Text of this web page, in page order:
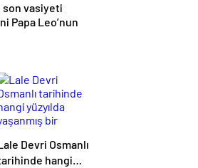
son vasiyeti
Papa Leo’nun
mi olacak?
Devri Osmanlı
hangi